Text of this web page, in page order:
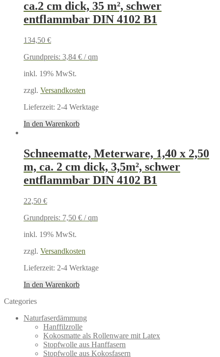
ca.2 cm dick, 35 m², schwer
entflammbar DIN 4102 B1
134,50 €
Grundpreis: 3,84 € /qm
inkl. 19% MwSt.
zzgl. Versandkosten
Lieferzeit: 2-4 Werktage
In den Warenkorb
Schneematte, Meterware, 1,40 x 2,50
m, ca. 2 cm dick, 3,5m², schwer
entflammbar DIN 4102 B1
22,50 €
Grundpreis: 7,50 € /qm
inkl. 19% MwSt.
zzgl. Versandkosten
Lieferzeit: 2-4 Werktage
In den Warenkorb
Categories
Naturfaserdämmung
Hanffilzrolle
Kokosmatte als Rollenware mit Latex
Stopfwolle aus Hanffasern
Stopfwolle aus Kokosfasern